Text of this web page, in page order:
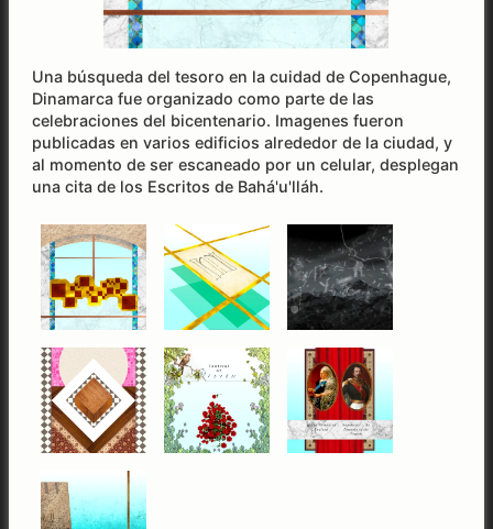
Una búsqueda del tesoro en la cuidad de Copenhague,
Dinamarca fue organizado como parte de las
celebraciones del bicentenario. Imagenes fueron
publicadas en varios edificios alrededor de la ciudad, y
al momento de ser escaneado por un celular, desplegan
una cita de los Escritos de Bahá'u'lláh.